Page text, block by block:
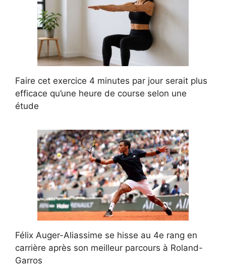
Faire cet exercice 4 minutes par jour serait plus
efficace qu’une heure de course selon une
étude
Félix Auger-Aliassime se hisse au 4e rang en
carrière après son meilleur parcours à Roland-
Garros